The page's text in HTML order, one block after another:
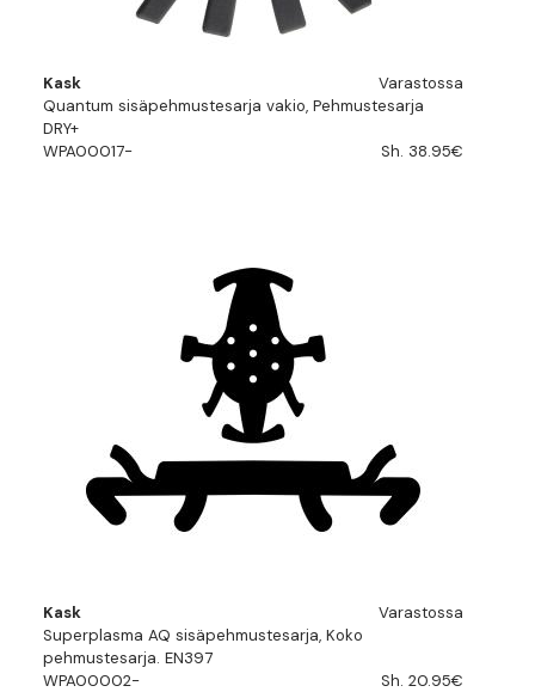
Kask
Varastossa
Quantum sisäpehmustesarja vakio, Pehmustesarja
DRY+
WPA00017-
Sh. 38.95€
Kask
Varastossa
Superplasma AQ sisäpehmustesarja, Koko
pehmustesarja. EN397
WPA00002-
Sh. 20.95€